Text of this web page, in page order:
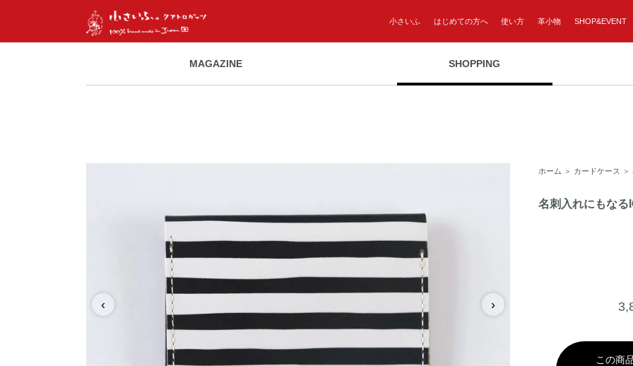
小さいふ はじめての方へ 使い方 革小物 SHOP&EVENT
MAGAZINE SHOPPING
‹ ›
ホーム ＞ カードケース ＞
名刺入れにもなる
この商